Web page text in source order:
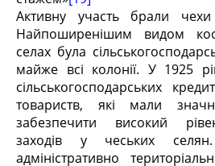
Активну участь брали
Найпоширенішим видом
селах була
майже всі колонії. У 1925
сільськогосподарських
товариств, які мали
забезпечити високий
заходів у чеських
адміністративно